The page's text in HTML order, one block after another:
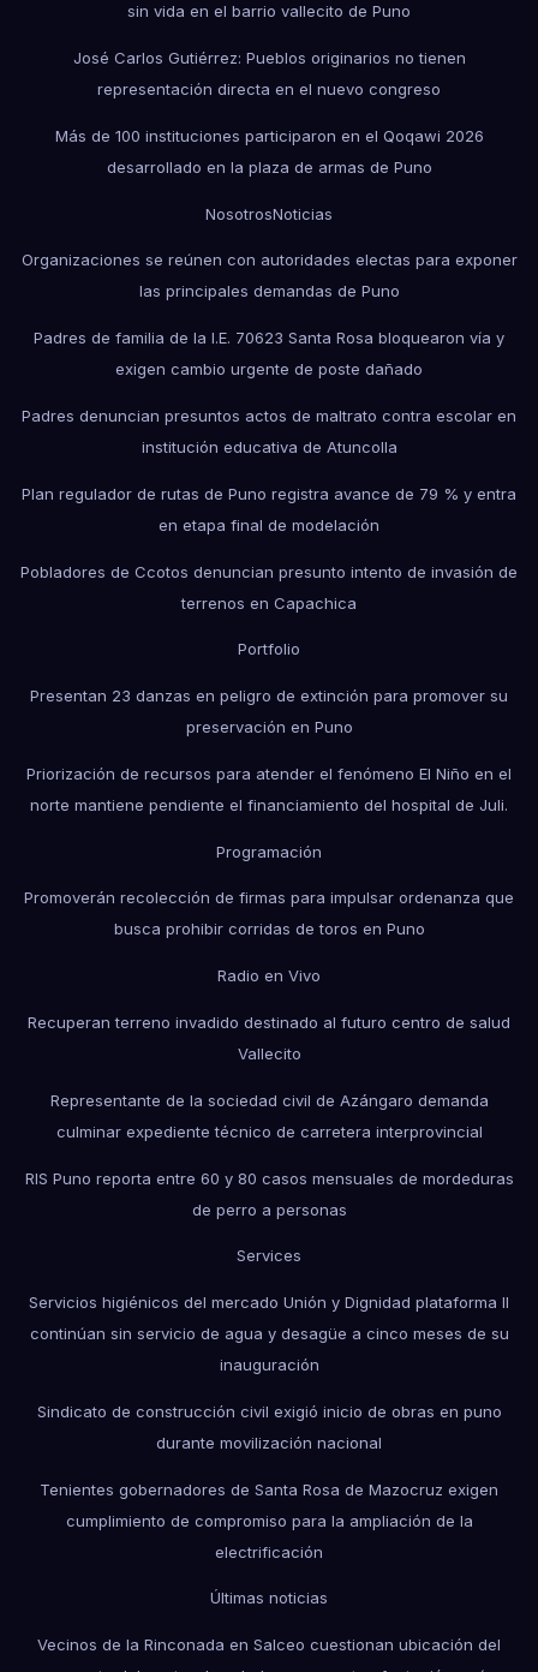
sin vida en el barrio vallecito de Puno
José Carlos Gutiérrez: Pueblos originarios no tienen
representación directa en el nuevo congreso
Más de 100 instituciones participaron en el Qoqawi 2026
desarrollado en la plaza de armas de Puno
NosotrosNoticias
Organizaciones se reúnen con autoridades electas para exponer
las principales demandas de Puno
Padres de familia de la I.E. 70623 Santa Rosa bloquearon vía y
exigen cambio urgente de poste dañado
Padres denuncian presuntos actos de maltrato contra escolar en
institución educativa de Atuncolla
Plan regulador de rutas de Puno registra avance de 79 % y entra
en etapa final de modelación
Pobladores de Ccotos denuncian presunto intento de invasión de
terrenos en Capachica
Portfolio
Presentan 23 danzas en peligro de extinción para promover su
preservación en Puno
Priorización de recursos para atender el fenómeno El Niño en el
norte mantiene pendiente el financiamiento del hospital de Juli.
Programación
Promoverán recolección de firmas para impulsar ordenanza que
busca prohibir corridas de toros en Puno
Radio en Vivo
Recuperan terreno invadido destinado al futuro centro de salud
Vallecito
Representante de la sociedad civil de Azángaro demanda
culminar expediente técnico de carretera interprovincial
RIS Puno reporta entre 60 y 80 casos mensuales de mordeduras
de perro a personas
Services
Servicios higiénicos del mercado Unión y Dignidad plataforma II
continúan sin servicio de agua y desagüe a cinco meses de su
inauguración
Sindicato de construcción civil exigió inicio de obras en puno
durante movilización nacional
Tenientes gobernadores de Santa Rosa de Mazocruz exigen
cumplimiento de compromiso para la ampliación de la
electrificación
Últimas noticias
Vecinos de la Rinconada en Salceo cuestionan ubicación del